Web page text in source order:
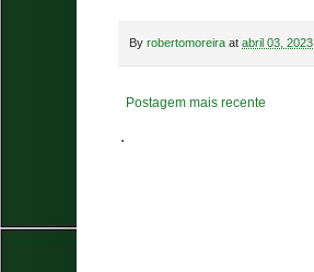
By robertomoreira at abril 03, 2023
Postagem mais recente
.